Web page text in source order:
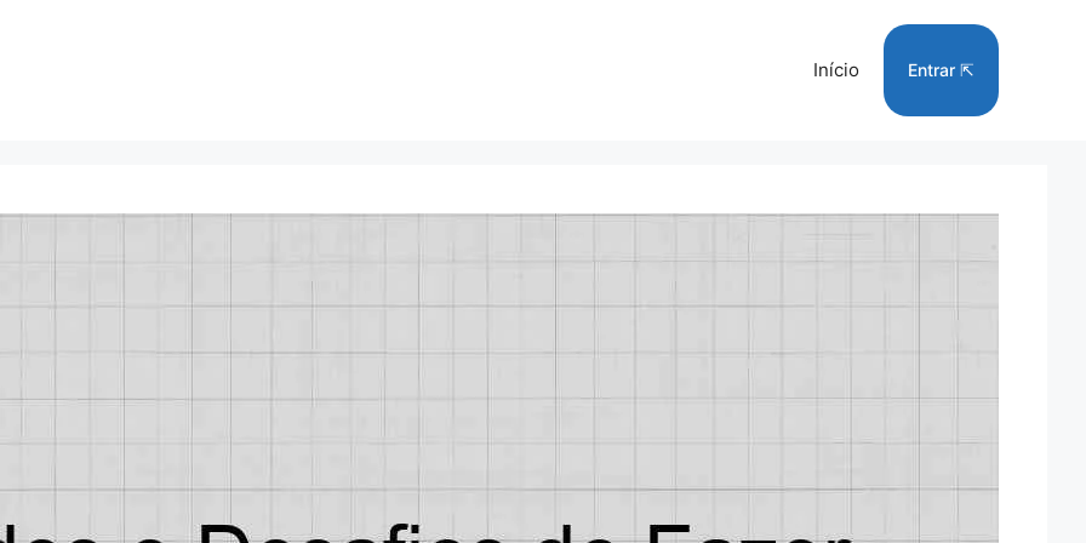
Início Entrar ⇱